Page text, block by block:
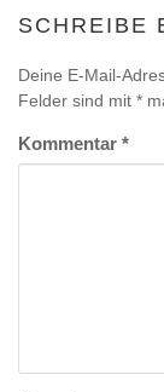
SCHREIBE
Deine E-Mail-
Felder sind mit *
Kommentar *